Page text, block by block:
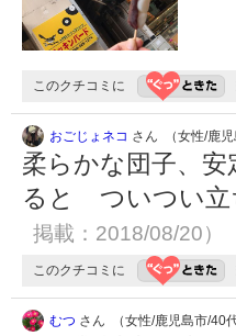
このクチコミに
おごじょネコ さん （女性/鹿児
柔らかな団子、
ると ついつい立
掲載：2018/08/20）
このクチコミに
むつ さん （女性/鹿児島市/40代